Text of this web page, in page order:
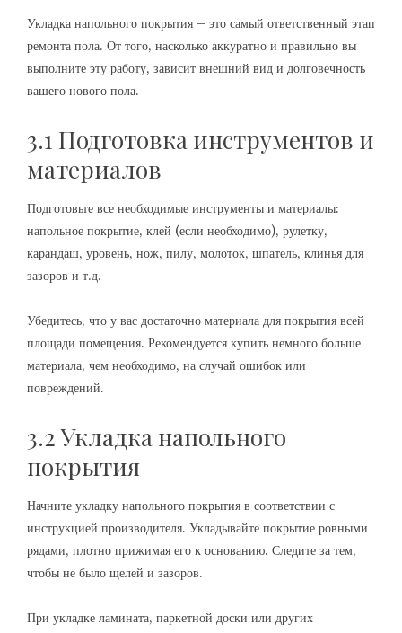
Укладка напольного покрытия – это самый ответственный этап
ремонта пола. От того, насколько аккуратно и правильно вы
выполните эту работу, зависит внешний вид и долговечность
вашего нового пола.
3.1 Подготовка инструментов и
материалов
Подготовьте все необходимые инструменты и материалы:
напольное покрытие, клей (если необходимо), рулетку,
карандаш, уровень, нож, пилу, молоток, шпатель, клинья для
зазоров и т.д.
Убедитесь, что у вас достаточно материала для покрытия всей
площади помещения. Рекомендуется купить немного больше
материала, чем необходимо, на случай ошибок или
повреждений.
3.2 Укладка напольного
покрытия
Начните укладку напольного покрытия в соответствии с
инструкцией производителя. Укладывайте покрытие ровными
рядами, плотно прижимая его к основанию. Следите за тем,
чтобы не было щелей и зазоров.
При укладке ламината, паркетной доски или других